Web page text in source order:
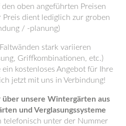
oben angeführten Preisen
Preis dient lediglich zur groben
/ -planung)
stark variieren
Griffkombinationen, etc.)
kostenloses Angebot für Ihre
jetzt mit uns in Verbindung!
über unsere Wintergärten aus
und Verglasungssysteme
telefonisch unter der Nummer